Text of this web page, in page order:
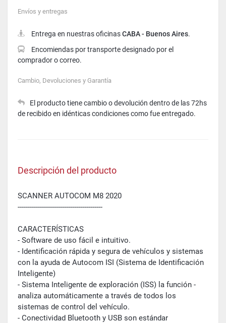
Envíos y entregas
Entrega en nuestras oficinasCABA - Buenos Aires.
Encomiendas por transporte designado por el
comprador o correo.
Cambio, Devoluciones y Garantía
El producto tiene cambio o devolución dentro de las 72hs
de recibido en idénticas condiciones como fue entregado.
Descripción del producto
SCANNER AUTOCOM M8 2020
------------------------------------------
CARACTERÍSTICAS
- Software de uso fácil e intuitivo.
- Identificación rápida y segura de vehículos y sistemas
con la ayuda de Autocom ISI (Sistema de Identificación
Inteligente)
- Sistema Inteligente de exploración (ISS) la función -
analiza automáticamente a través de todos los
sistemas de control del vehículo.
- Conectividad Bluetooth y USB son estándar